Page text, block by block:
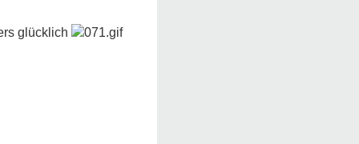
glücklich